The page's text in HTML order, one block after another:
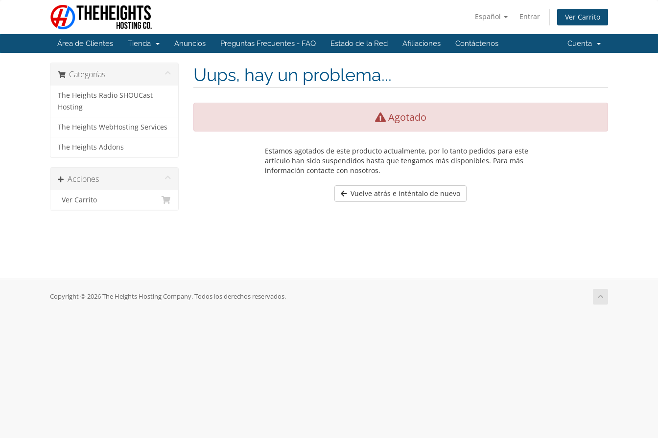
Español Entrar Ver Carrito
Área de Clientes Tienda Anuncios Preguntas Frecuentes - FAQ Estado de la Red Afiliaciones Contáctenos Cuenta
Categorías
The Heights Radio SHOUCast
Hosting
The Heights WebHosting Services
The Heights Addons
Acciones
Ver Carrito
Uups, hay un problema...
Agotado
Estamos agotados de este producto actualmente, por lo tanto pedidos para este
artículo han sido suspendidos hasta que tengamos más disponibles. Para más
información contacte con nosotros.
Vuelve atrás e inténtalo de nuevo
Copyright © 2026 The Heights Hosting Company. Todos los derechos reservados.